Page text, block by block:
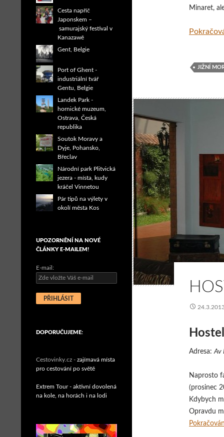
Minaret,
JIŽNÍ
Adresa:Av
Naprosto
(prosinec
Kdybych
Opravdu
Cesta napříč
Japonskem –
samurajský festival v
Kanazawě
Gent, Belgie
Port of Ghent -
industriální tvář
Gentu, Belgie
Landek Park -
hornické muzeum,
Ostrava, Česká
republika
Soutok Moravy a
Dyje, Pohansko,
Břeclav
Národní park Plitvická
jezera - místa, kudy
kráčel Vinnetou
Pár tipů na výlety v
okolí města Kos
UPOZORNĚNÍ NA NOVÉ
ČLÁNKY E-MAILEM!
E-mail:
DOPORUČUJEME:
Cestovinky.cz - zajímavá místa
pro cestování po světě
Extrem Tour - aktivní dovolená
na kole, na horách i na lodi